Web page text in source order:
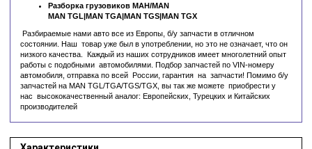
Разборка грузовиков МАН/MAN
MAN TGL|MAN TGA|MAN TGS|MAN TGX
Разбираемые нами авто все из Европы, б/у запчасти в отличном
состоянии. Наш товар уже был в употреблении, но это не означает, что он
низкого качества. Каждый из наших сотрудников имеет многолетний опыт
работы с подобными автомобилями. Подбор запчастей по VIN-номеру
автомобиля, отправка по всей России, гарантия на запчасти! Помимо б/у
запчастей на MAN TGL/TGA/TGS/TGX, вы так же можете приобрести у
нас высококачественный аналог: Европейских, Турецких и Китайских
производителей